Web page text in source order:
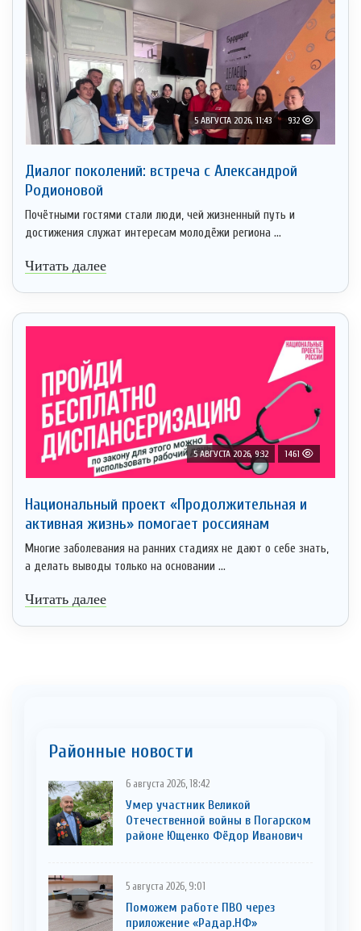
5 АВГУСТА 2026, 11:43 932
Диалог поколений: встреча с Александрой
Родионовой
Почётными гостями стали люди, чей жизненный путь и
достижения служат интересам молодёжи региона ...
Читать далее
5 АВГУСТА 2026, 9:32 1461
Национальный проект «Продолжительная и
активная жизнь» помогает россиянам
Многие заболевания на ранних стадиях не дают о себе знать,
а делать выводы только на основании ...
Читать далее
Районные новости
6 августа 2026, 18:42
Умер участник Великой
Отечественной войны в Погарском
районе Ющенко Фёдор Иванович
5 августа 2026, 9:01
Поможем работе ПВО через
приложение «Радар.НФ»